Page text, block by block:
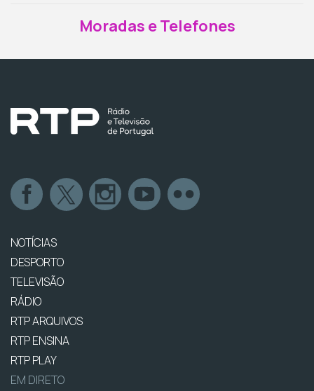
Moradas e Telefones
NOTÍCIAS
DESPORTO
TELEVISÃO
RÁDIO
RTP ARQUIVOS
RTP ENSINA
RTP PLAY
EM DIRETO